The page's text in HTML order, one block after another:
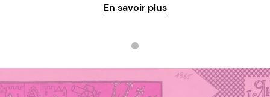
En savoir plus